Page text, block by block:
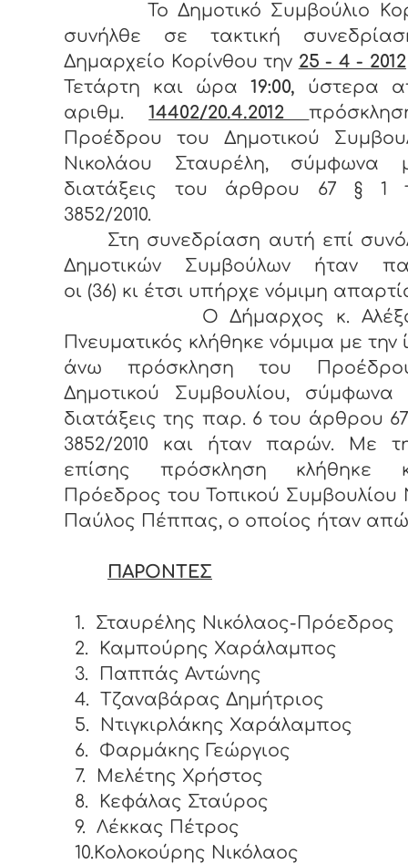
Το Δημοτικό Συμβούλιο
συνήλθε σε τακτική
Δημαρχείο Κορίνθου την 25 - 4 - 2012
Τετάρτη και ώρα19:00, ύστερα
αριθμ.14402/20.4.2012
Προέδρου του Δημοτικού
Νικολάου Σταυρέλη, σύμφωνα
διατάξεις του άρθρου 67 § 1
3852/2010.
Στη συνεδρίαση αυτή επί
Δημοτικών Συμβούλων ήταν
οι (36) κι έτσι υπήρχε νόμιμη
Ο Δήμαρχος κ.
Πνευματικός κλήθηκε νόμιμα με την
άνω πρόσκληση του
Δημοτικού Συμβουλίου, σύμφωνα
διατάξεις της παρ. 6 του άρθρου
3852/2010 και ήταν παρών. Με
επίσης πρόσκληση κλήθηκε
Πρόεδρος του Τοπικού Συμβουλίου
Παύλος Πέππας, ο οποίος ήταν
ΠΑΡΟΝΤΕΣ
1.
Σταυρέλης Νικόλαος-Πρόεδρος
2.
Καμπούρης Χαράλαμπος
3.
Παππάς Αντώνης
4.
Τζαναβάρας Δημήτριος
5.
Ντιγκιρλάκης Χαράλαμπος
6.
Φαρμάκης Γεώργιος
7.
Μελέτης Χρήστος
8.
Κεφάλας Σταύρος
9.
Λέκκας Πέτρος
10.Κολοκούρης Νικόλαος